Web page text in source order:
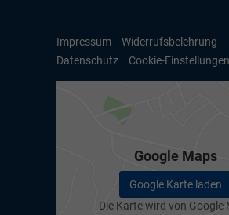
Impressum
Widerrufsbelehrung
Datenschutz
Cookie-Einstellungen
Google Maps
Google Karte laden
Die Karte wird von Google